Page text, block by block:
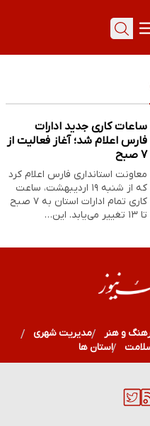
ساعات کاری جدید ادارات
فارس اعلام شد؛ آغاز فعالیت از
۷ صبح
معاونت استانداری فارس اعلام کرد
که از شنبه ۱۹ اردیبهشت، ساعت
کاری تمام ادارات استان به ۷ صبح
تا ۱۳ تغییر می‌یابد. این…
و هنر
مدیریت شهری
استان ها